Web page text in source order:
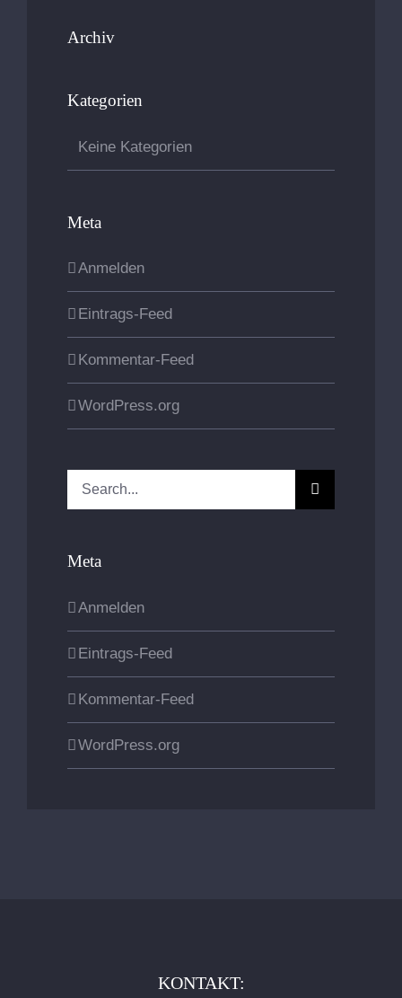
Archiv
Kategorien
Keine Kategorien
Meta
Anmelden
Eintrags-Feed
Kommentar-Feed
WordPress.org
Search
for:
Meta
Anmelden
Eintrags-Feed
Kommentar-Feed
WordPress.org
KONTAKT: